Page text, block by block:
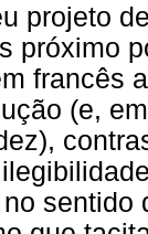
projeto
próximo
francês
(e,